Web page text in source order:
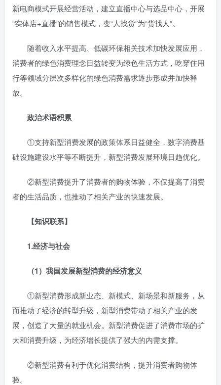
新电商模式开展经营活动，建立直播中心与选品中心，开展
“实体店+直播”的销售模式，变“人找货”为“货找人”。
随着收入水平提高、低碳环保相关技术加快发展应用，
消费者的绿色消费理念日益转变为绿色生活方式，吃穿住用
行等领域分层次多样化的绿色消费需求逐步形成并加快释
放。
政治术语积累
①支持新型消费发展的政策体系日益健全，数字消费基
础设施建设水平等不断提升，新型消费发展环境日趋优化。
②新型消费提升了消费者的购物体验，不仅提高了消费
者的生活品质，也推动了相关产业的快速发展。
【知识联系】
1.经济与社会
（1）我国发展新型消费的经济意义
①新型消费形成新业态、新模式、新场景和新服务，从
而推动了经济的转型升级，新型消费带动了相关产业的发
展，创造了大量的就业机会。新型消费促进了消费市场的扩
大和消费升级，为经济增长提供了强大的内需支撑。
②新型消费有利于优化消费结构，提升消费者购物体
验。